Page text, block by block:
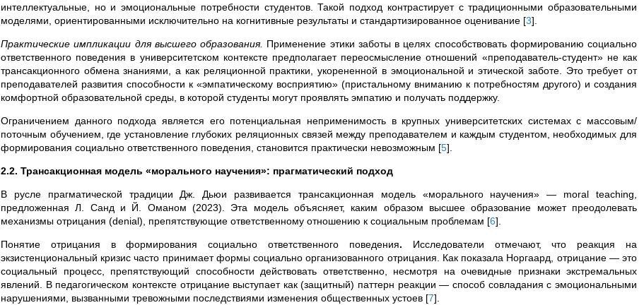
интеллектуальные, но и эмоциональные потребности студентов. Такой подход контрастирует с традиционными образовательными
моделями, ориентированными исключительно на когнитивные результаты и стандартизированное оценивание [3]
Практические импликации для высшего образования. Применение этики заботы в целях способствовать формированию социально
ответственного поведения в университетском контексте предполагает переосмысление отношений «преподаватель-студент» не как
трансакционного обмена знаниями, а как реляционной практики, укорененной в эмоциональной и этической заботе. Это требует от
преподавателей развития способности к «эмпатическому восприятию» (пристальному вниманию к потребностям другого) и создания
комфортной образовательной среды, в которой студенты могут проявлять эмпатию и получать поддержку.
Ограничением данного подхода является его потенциальная неприменимость в крупных университетских системах с массовым/
поточным обучением, где установление глубоких реляционных связей между преподавателем и каждым студентом, необходимых для
формирования социально ответственного поведения, становится практически невозможным [5]
2.2. Трансакционная модель «морального научения»: прагматический подход
В русле прагматической традиции Дж. Дьюи развивается трансакционная модель «морального научения» — moral teaching,
предложенная Л. Санд и Й. Оманом (2023). Эта модель объясняет, каким образом высшее образование может преодолевать
механизмы отрицания (denial), препятствующие ответственному отношению к социальным проблемам [6]
Понятие отрицания в формирования социально ответственного поведения. Исследователи отмечают, что реакция на
экзистенциональный кризис часто принимает формы социально организованного отрицания. Как показала Норгаард, отрицание — это
социальный процесс, препятствующий способности действовать ответственно, несмотря на очевидные признаки экстремальных
явлений. В педагогическом контексте отрицание выступает как (защитный) паттерн реакции — способ совладания с эмоциональными
нарушениями, вызванными тревожными последствиями изменения общественных устоев [7]